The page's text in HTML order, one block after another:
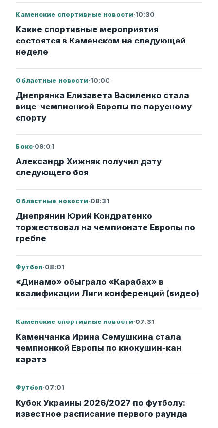
Каменские спортивные новости·10:30
Какие спортивные мероприятия
состоятся в Каменском на следующей
неделе
Областные новости·10:00
Днепрянка Елизавета Василенко стала
вице-чемпионкой Европы по парусному
спорту
Бокс·09:01
Александр Хижняк получил дату
следующего боя
Областные новости·08:31
Днепрянин Юрий Кондратенко
торжествовал на чемпионате Европы по
гребле
Футбол·08:01
«Динамо» обыграло «Карабах» в
квалификации Лиги конференций (видео)
Каменские спортивные новости·07:31
Каменчанка Ирина Семушкина стала
чемпионкой Европы по киокушин-кан
каратэ
Футбол·07:01
Кубок Украины 2026/2027 по футболу:
известное расписание первого раунда